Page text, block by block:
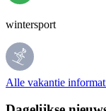
wintersport
Alle vakantie